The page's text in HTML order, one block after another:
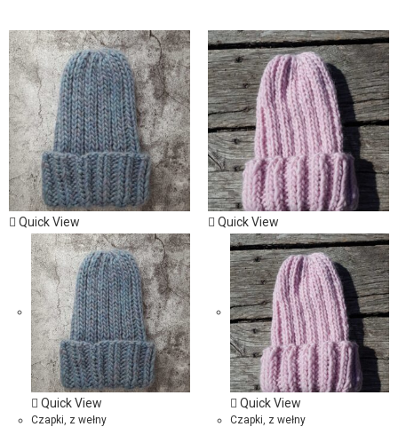
Quick View
Quick View
Czapki, z wełny
Quick View
Quick View
Czapki, z wełny